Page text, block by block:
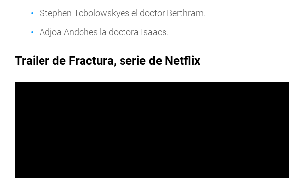
Stephen Tobolowskyes el doctor Berthram.
Adjoa Andohes la doctora Isaacs.
Trailer de Fractura, serie de Netflix